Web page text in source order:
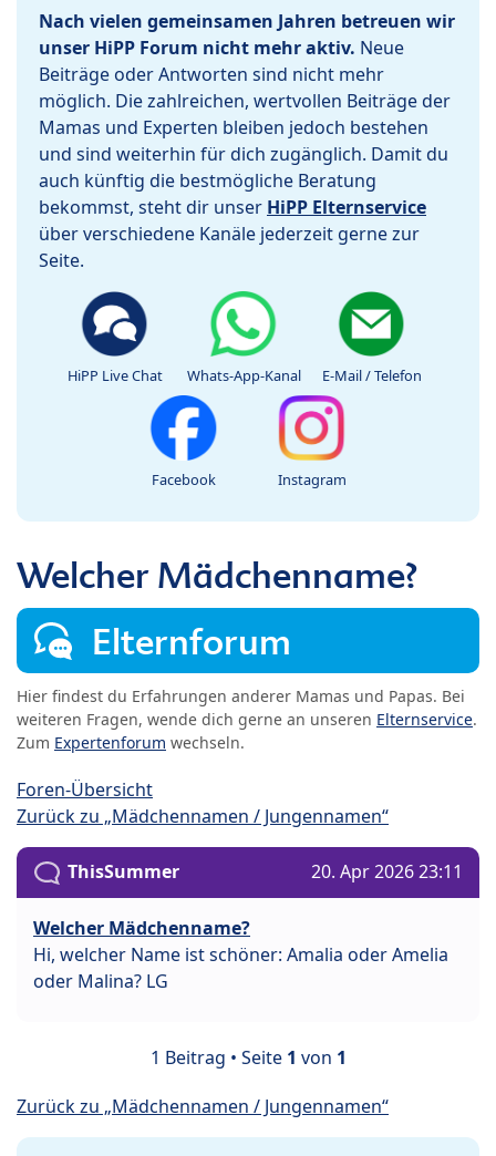
Nach vielen gemeinsamen Jahren betreuen wir
unser HiPP Forum nicht mehr aktiv. Neue
Beiträge oder Antworten sind nicht mehr
möglich. Die zahlreichen, wertvollen Beiträge der
Mamas und Experten bleiben jedoch bestehen
und sind weiterhin für dich zugänglich. Damit du
auch künftig die bestmögliche Beratung
bekommst, steht dir unser HiPP Elternservice
über verschiedene Kanäle jederzeit gerne zur
Seite.
HiPP Live Chat Whats-App-Kanal E-Mail / Telefon
Facebook Instagram
Welcher Mädchenname?
Elternforum
Hier findest du Erfahrungen anderer Mamas und Papas. Bei
weiteren Fragen, wende dich gerne an unseren Elternservice.
Zum Expertenforum wechseln.
Foren-Übersicht
Zurück zu „Mädchennamen / Jungennamen“
ThisSummer 20. Apr 2026 23:11
Welcher Mädchenname?
Hi, welcher Name ist schöner: Amalia oder Amelia
oder Malina? LG
1 Beitrag • Seite 1 von 1
Zurück zu „Mädchennamen / Jungennamen“